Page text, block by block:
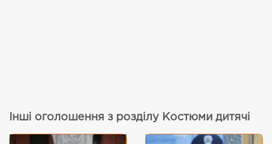
Інші оголошення з розділу Костюми дитячі